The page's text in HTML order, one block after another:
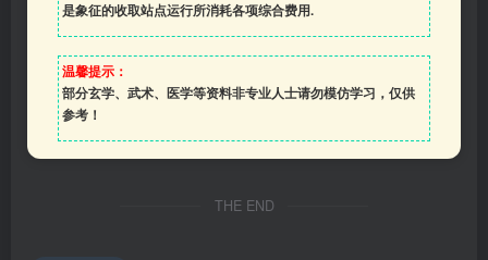
是象征的收取站点运行所消耗各项综合费用.
温馨提示：
部分玄学、武术、医学等资料非专业人士请勿模仿学习，仅供
参考！
THE END